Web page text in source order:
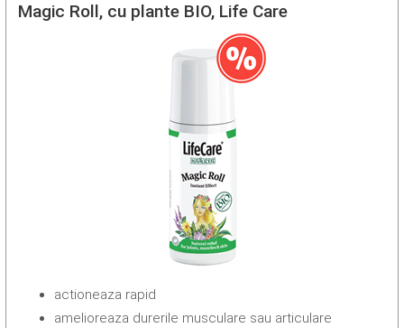
Magic Roll, cu plante BIO, Life Care
actioneaza rapid
amelioreaza durerile musculare sau articulare